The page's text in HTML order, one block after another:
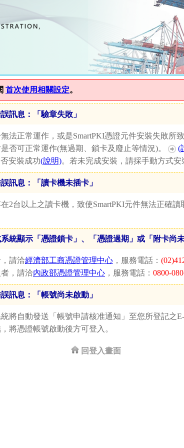
憑證問題障礙排除
首次使用相關設定。
訊息：「驗章失敗」
法正常運作，或是SmartPKI憑證元件安裝失敗所致
否可正常運作(無過期、鎖卡及廢止等情況)。
(
安裝成功(說明)。若未完成安裝，請採手動方式安
訊息：「讀卡機未插卡」
2台以上之讀卡機，致使SmartPKI元件無法正確
統顯示「憑證鎖卡」、「憑證過期」或「附卡尚
請洽經濟部工商憑證管理中心 ，服務電話：
，請洽內政部憑證管理中心 ，服務電話： 0800-
訊息：「帳號尚未啟動」
將自動發送「帳號申請核准通知」至您所登記之
將憑證帳號啟動後方可登入。
回登入畫面